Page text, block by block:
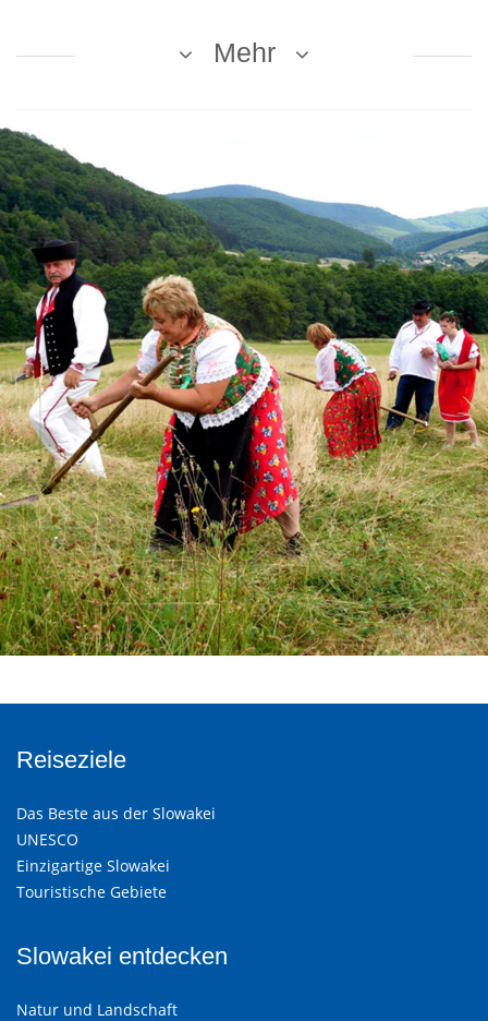
Mehr
Reiseziele
Das Beste aus der Slowakei
UNESCO
Einzigartige Slowakei
Touristische Gebiete
Slowakei entdecken
Natur und Landschaft